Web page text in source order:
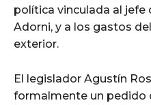
política vinculada al jefe
Adorni, y a los gastos
exterior.
El legislador Agustín
formalmente un pedido